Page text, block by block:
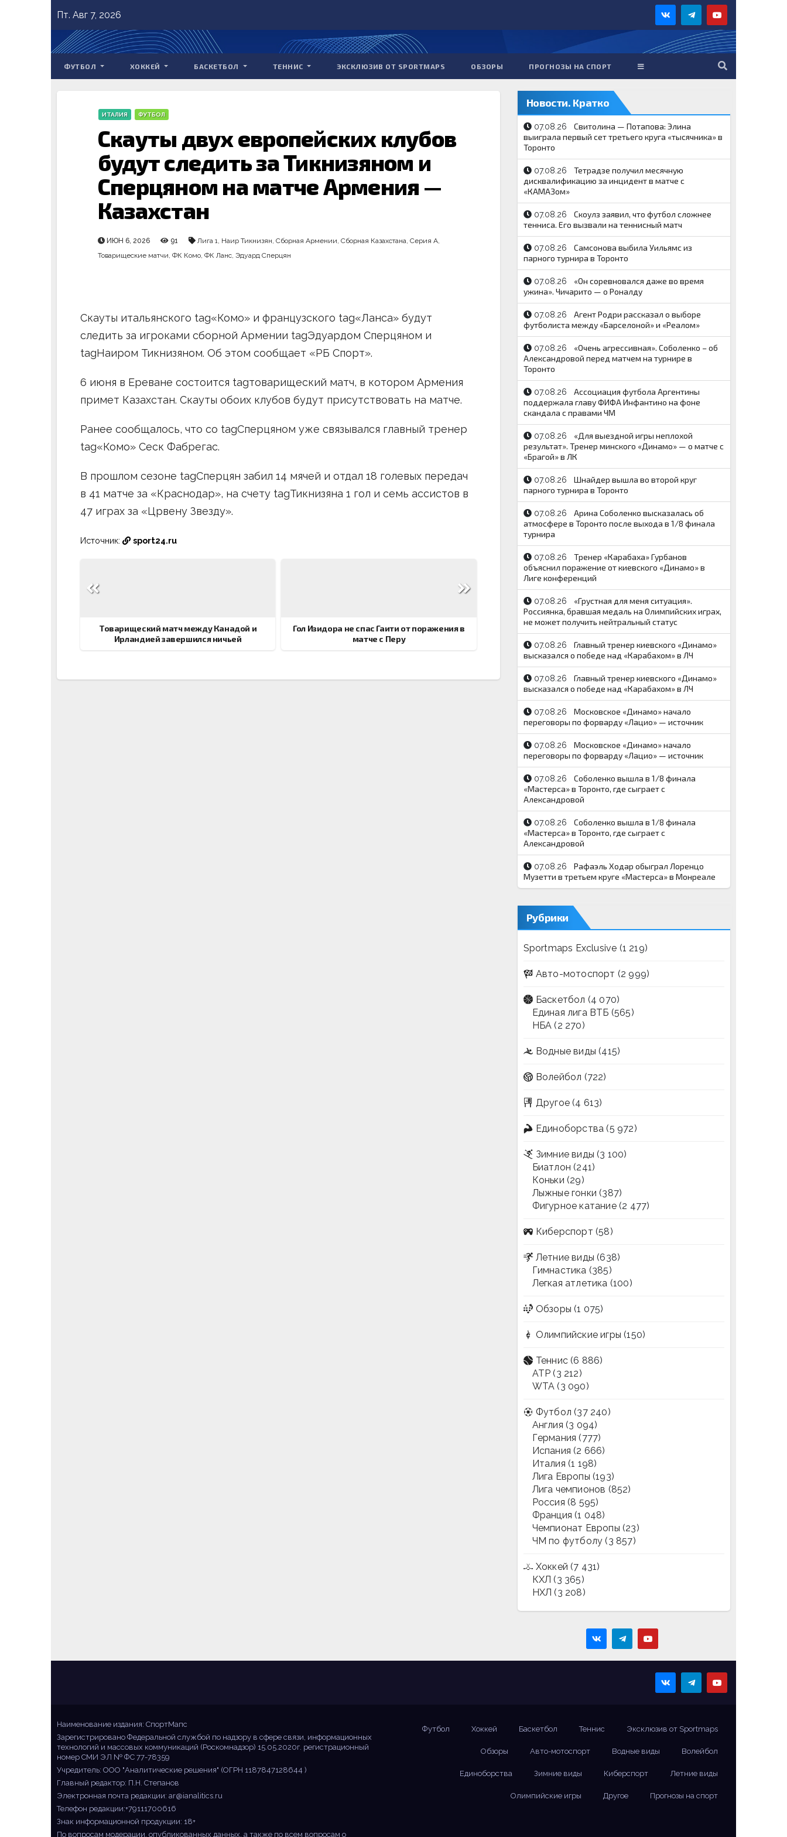
to
content
Пт. Авг 7, 2026
ФУТБОЛ ХОККЕЙ БАСКЕТБОЛ ТЕННИС ЭКСКЛЮЗИВ ОТ SPORTMAPS ОБЗОРЫ ПРОГНОЗЫ НА СПОРТ
ИТАЛИЯ ФУТБОЛ
Скауты двух европейских клубов
будут следить за Тикнизяном и
Сперцяном на матче Армения —
Казахстан
ИЮН 6, 2026 91 Лига 1, Наир Тикнизян, Сборная Армении, Сборная Казахстана, Серия А,
Товарищеские матчи, ФК Комо, ФК Ланс, Эдуард Сперцян
Скауты итальянского tag«Комо» и французского tag«Ланса» будут
следить за игроками сборной Армении tagЭдуардом Сперцяном и
tagНаиром Тикнизяном. Об этом сообщает «РБ Спорт».
6 июня в Ереване состоится tagтоварищеский матч, в котором Армения
примет Казахстан. Скауты обоих клубов будут присутствовать на матче.
Ранее сообщалось, что со tagСперцяном уже связывался главный тренер
tag«Комо» Сеск Фабрегас.
В прошлом сезоне tagСперцян забил 14 мячей и отдал 18 голевых передач
в 41 матче за «Краснодар», на счету tagТикнизяна 1 гол и семь ассистов в
47 играх за «Црвену Звезду».
Источник: sport24.ru
по
Товарищеский матч между Канадой и
Ирландией завершился ничьей
Гол Изидора не спас Гаити от поражения в
матче с Перу
Новости. Кратко
07.08.26
Свитолина — Потапова: Элина
выиграла первый сет третьего круга «тысячника» в
Торонто
07.08.26
Тетрадзе получил месячную
дисквалификацию за инцидент в матче с
«КАМАЗом»
07.08.26
Скоулз заявил, что футбол сложнее
тенниса. Его вызвали на теннисный матч
07.08.26
Самсонова выбила Уильямс из
парного турнира в Торонто
07.08.26
«Он соревновался даже во время
ужина». Чичарито — о Роналду
07.08.26
Агент Родри рассказал о выборе
футболиста между «Барселоной» и «Реалом»
07.08.26
«Очень агрессивная». Соболенко – об
Александровой перед матчем на турнире в
Торонто
07.08.26
Ассоциация футбола Аргентины
поддержала главу ФИФА Инфантино на фоне
скандала с правами ЧМ
07.08.26
«Для выездной игры неплохой
результат». Тренер минского «Динамо» — о матче с
«Брагой» в ЛК
07.08.26
Шнайдер вышла во второй круг
парного турнира в Торонто
07.08.26
Арина Соболенко высказалась об
атмосфере в Торонто после выхода в 1/8 финала
турнира
07.08.26
Тренер «Карабаха» Гурбанов
объяснил поражение от киевского «Динамо» в
Лиге конференций
07.08.26
«Грустная для меня ситуация».
Россиянка, бравшая медаль на Олимпийских играх,
не может получить нейтральный статус
07.08.26
Главный тренер киевского «Динамо»
высказался о победе над «Карабахом» в ЛЧ
07.08.26
Главный тренер киевского «Динамо»
высказался о победе над «Карабахом» в ЛЧ
07.08.26
Московское «Динамо» начало
переговоры по форварду «Лацио» — источник
07.08.26
Московское «Динамо» начало
переговоры по форварду «Лацио» — источник
07.08.26
Соболенко вышла в 1/8 финала
«Мастерса» в Торонто, где сыграет с
Александровой
07.08.26
Соболенко вышла в 1/8 финала
«Мастерса» в Торонто, где сыграет с
Александровой
07.08.26
Рафаэль Ходар обыграл Лоренцо
Музетти в третьем круге «Мастерса» в Монреале
Рубрики
Sportmaps Exclusive (1 219)
Авто-мотоспорт (2 999)
Баскетбол (4 070)
Единая лига ВТБ (565)
НБА (2 270)
Водные виды (415)
Волейбол (722)
Другое (4 613)
Единоборства (5 972)
Зимние виды (3 100)
Биатлон (241)
Коньки (29)
Лыжные гонки (387)
Фигурное катание(2 477)
Киберспорт (58)
Летние виды (638)
Гимнастика (385)
Легкая атлетика (100)
Обзоры (1 075)
Олимпийские игры (150)
Теннис (6 886)
ATP (3 212)
WTA (3 090)
Футбол (37 240)
Англия (3 094)
Германия (777)
Испания (2 666)
Италия (1 198)
Лига Европы (193)
Лига чемпионов (852)
Россия (8 595)
Франция (1 048)
Чемпионат Европы (23)
ЧМ по футболу (3 857)
Хоккей (7 431)
КХЛ (3 365)
НХЛ (3 208)
Наименование издания: СпортМапс
Зарегистрировано Федеральной службой по надзору в сфере связи, информационных
технологий и массовых коммуникаций (Роскомнадзор) 15.05.2020г. регистрационный
номер СМИ ЭЛ № ФС 77-78359
Учредитель: ООО "Аналитические решения" (ОГРН 1187847128644 )
Главный редактор: П.Н. Степанов
Электронная почта редакции: ar@ianalitics.ru
Телефон редакции:+79111700616
Знак информационной продукции: 18+
По вопросам модерации, опубликованных данных, а также по всем вопросам о
Футбол Хоккей Баскетбол Теннис Эксклюзив от Sportmaps
Обзоры Авто-мотоспорт Водные виды Волейбол
Единоборства Зимние виды Киберспорт Летние виды
Олимпийские игры Другое Прогнозы на спорт